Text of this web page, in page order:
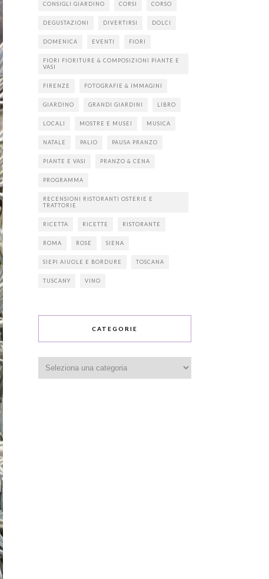
CONSIGLI GIARDINO CORSI CORSO
DEGUSTAZIONI DIVERTIRSI DOLCI
DOMENICA EVENTI FIORI
FIORI FIORITURE & COMPOSIZIONI PIANTE E
VASI
FIRENZE FOTOGRAFIE & IMMAGINI
GIARDINO GRANDI GIARDINI LIBRO
LOCALI MOSTRE E MUSEI MUSICA
NATALE PALIO PAUSA PRANZO
PIANTE E VASI PRANZO & CENA
PROGRAMMA
RECENSIONI RISTORANTI OSTERIE E
TRATTORIE
RICETTA RICETTE RISTORANTE
ROMA ROSE SIENA
SIEPI AIUOLE E BORDURE TOSCANA
TUSCANY VINO
CATEGORIE